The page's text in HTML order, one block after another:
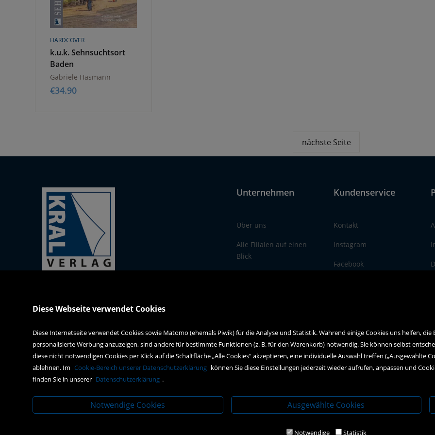
HARDCOVER
k.u.k. Sehnsuchtsort
Baden
Gabriele Hasmann
€34.90
nächste Seite
J.F.-Kennedy-Platz 2
office@kral-verlag.at
+43 2672 82236
Unternehmen
Über uns
Alle Filialen auf einen
Blick
Kundenservice
Kontakt
Instagram
Facebook
Diese Webseite verwendet Cookies
Diese Internetseite verwendet Cookies sowie Matomo (ehemals Piwik) für die Analyse und Statistik. Während einige Cookies uns helfen,
personalisierte Werbung anzuzeigen, sind andere für bestimmte Funktionen (z. B. für den Warenkorb) notwendig. Sie können selbst
diese nicht notwendigen Cookies per Klick auf die Schaltfläche „Alle Cookies“ akzeptieren, eine individuelle Auswahl treffen („Ausgewählte
ablehnen. Im Cookie-Bereich unserer Datenschutzerklärung können Sie diese Einstellungen jederzeit wieder aufrufen, anpassen und
finden Sie in unserer Datenschutzerklärung .
Notwendige Cookies Ausgewählte Cookies
Notwendige Statistik